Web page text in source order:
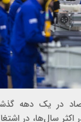
در یک دهه
سال‌ها، در